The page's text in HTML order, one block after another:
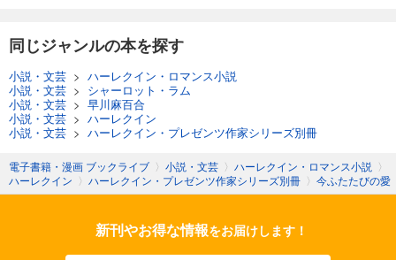
同じジャンルの本を探す
小説・文芸 > ハーレクイン・ロマンス小説
小説・文芸 > シャーロット・ラム
小説・文芸 > 早川麻百合
小説・文芸 > ハーレクイン
小説・文芸 > ハーレクイン・プレゼンツ作家シリーズ別冊
電子書籍・漫画 ブックライブ 〉 小説・文芸 〉 ハーレクイン・ロマンス小説 〉
ハーレクイン 〉 ハーレクイン・プレゼンツ作家シリーズ別冊 〉 今ふたたびの愛
新刊やお得な情報をお届けします！